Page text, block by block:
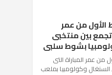
من عمر
تجمع بين منتخبى
بشوط سلبى
من عمر المباراة التى
تجمع بين منتخبى السنغال وكولومبيا بملعب